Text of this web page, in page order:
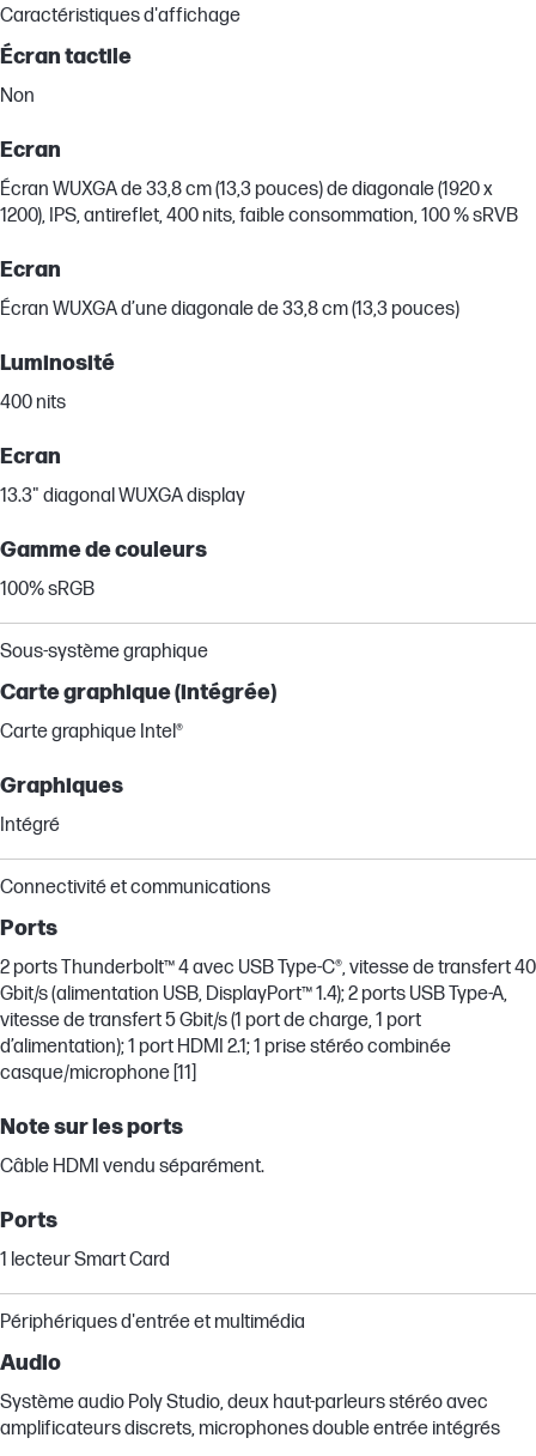
Caractéristiques d'affichage
Écran tactile
Non
Ecran
Écran WUXGA de 33,8 cm (13,3 pouces) de diagonale (1920 x
1200), IPS, antireflet, 400 nits, faible consommation, 100 % sRVB
Ecran
Écran WUXGA d’une diagonale de 33,8 cm (13,3 pouces)
Luminosité
400 nits
Ecran
13.3" diagonal WUXGA display
Gamme de couleurs
100% sRGB
Sous-système graphique
Carte graphique (intégrée)
Carte graphique Intel®
Graphiques
Intégré
Connectivité et communications
Ports
2 ports Thunderbolt™ 4 avec USB Type-C®, vitesse de transfert 40
Gbit/s (alimentation USB, DisplayPort™ 1.4); 2 ports USB Type-A,
vitesse de transfert 5 Gbit/s (1 port de charge, 1 port
d’alimentation); 1 port HDMI 2.1; 1 prise stéréo combinée
casque/microphone [11]
Note sur les ports
Câble HDMI vendu séparément.
Ports
1 lecteur Smart Card
Périphériques d'entrée et multimédia
Audio
Système audio Poly Studio, deux haut-parleurs stéréo avec
amplificateurs discrets, microphones double entrée intégrés